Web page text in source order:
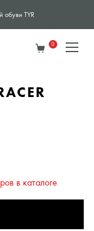
обуви TYR
0
в каталоге